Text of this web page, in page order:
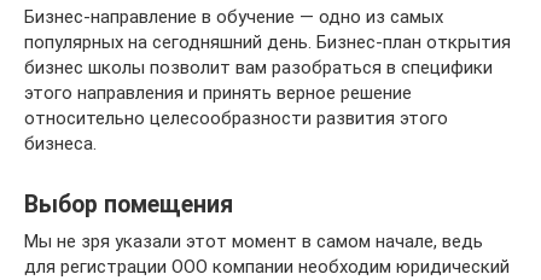
Бизнес-направление в обучение — одно из самых
популярных на сегодняшний день. Бизнес-план открытия
бизнес школы позволит вам разобраться в специфики
этого направления и принять верное решение
относительно целесообразности развития этого
бизнеса.
Выбор помещения
Мы не зря указали этот момент в самом начале, ведь
для регистрации ООО компании необходим юридический